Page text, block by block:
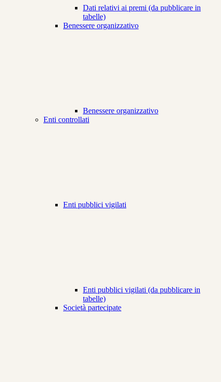
Dati relativi ai premi (da pubblicare in
tabelle)
Benessere organizzativo
Benessere organizzativo
Enti controllati
Enti pubblici vigilati
Enti pubblici vigilati (da pubblicare in
tabelle)
Società partecipate